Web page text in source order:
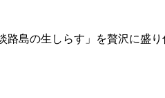
島の生しらす」を贅沢に盛